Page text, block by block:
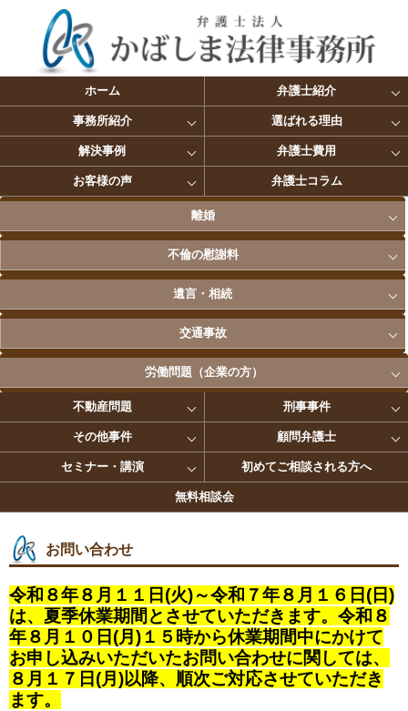
ホーム 弁護士紹介
事務所紹介 選ばれる理由
解決事例 弁護士費用
お客様の声 弁護士コラム
離婚
不倫の慰謝料
遺言・相続
交通事故
労働問題（企業の方）
不動産問題 刑事事件
その他事件 顧問弁護士
セミナー・講演 初めてご相談される方へ
無料相談会
お問い合わせ
令和８年８月１１日(火)～令和７年８月１６日(日)
は、夏季休業期間とさせていただきます。令和８
年８月１０日(月)１５時から休業期間中にかけて
お申し込みいただいたお問い合わせに関しては、
８月１７日(月)以降、順次ご対応させていただき
ます。